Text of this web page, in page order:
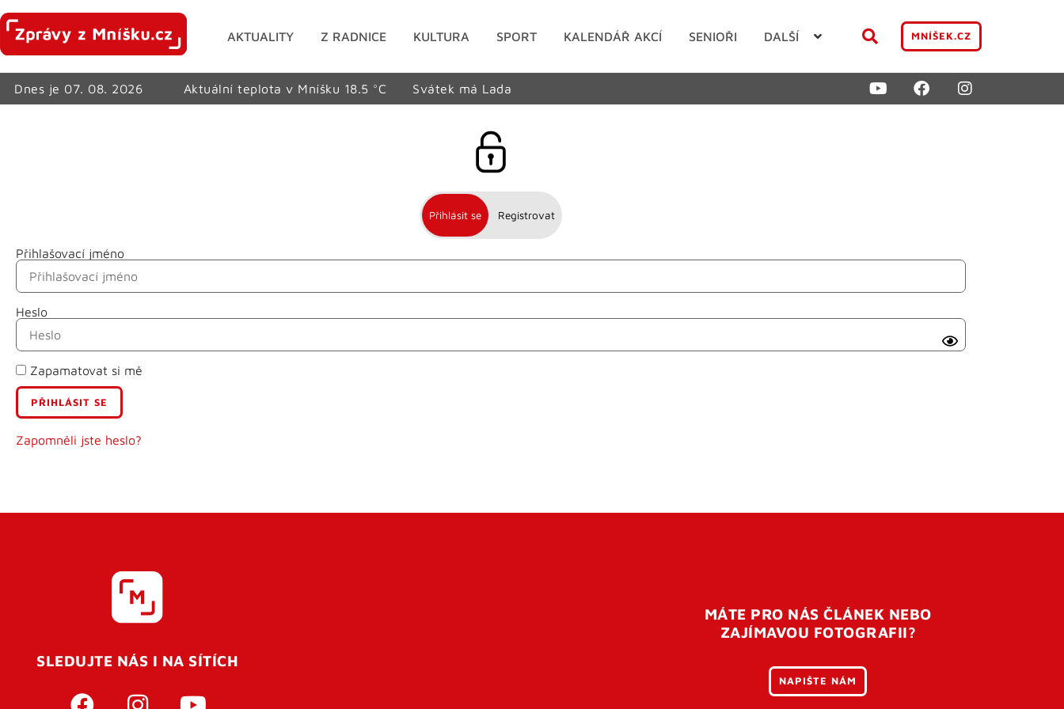
AKTUALITY Z RADNICE KULTURA SPORT KALENDÁŘ AKCÍ SENIOŘI DALŠÍ MNÍŠEK.CZ
Dnes je 07. 08. 2026 Aktuální teplota v Mníšku 18.5 °C Svátek má Lada
Přihlásit se Registrovat
Přihlašovací jméno
Heslo
Zapamatovat si mě
Zapomněli jste heslo?
Jméno
Příjmení
E-mail
Uživatelské jméno
SLEDUJTE NÁS I NA SÍTÍCH
MÁTE PRO NÁS ČLÁNEK NEBO
ZAJÍMAVOU FOTOGRAFII?
NAPIŠTE NÁM